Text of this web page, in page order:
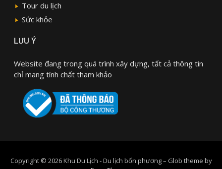
Tour du lịch
Sức khỏe
LƯU Ý
Website đang trong quá trình xây dựng, tất cả thông tin
chỉ mang tính chất tham khảo
Copyright © 2026 Khu Du Lịch - Du lịch bốn phương– Glob theme by